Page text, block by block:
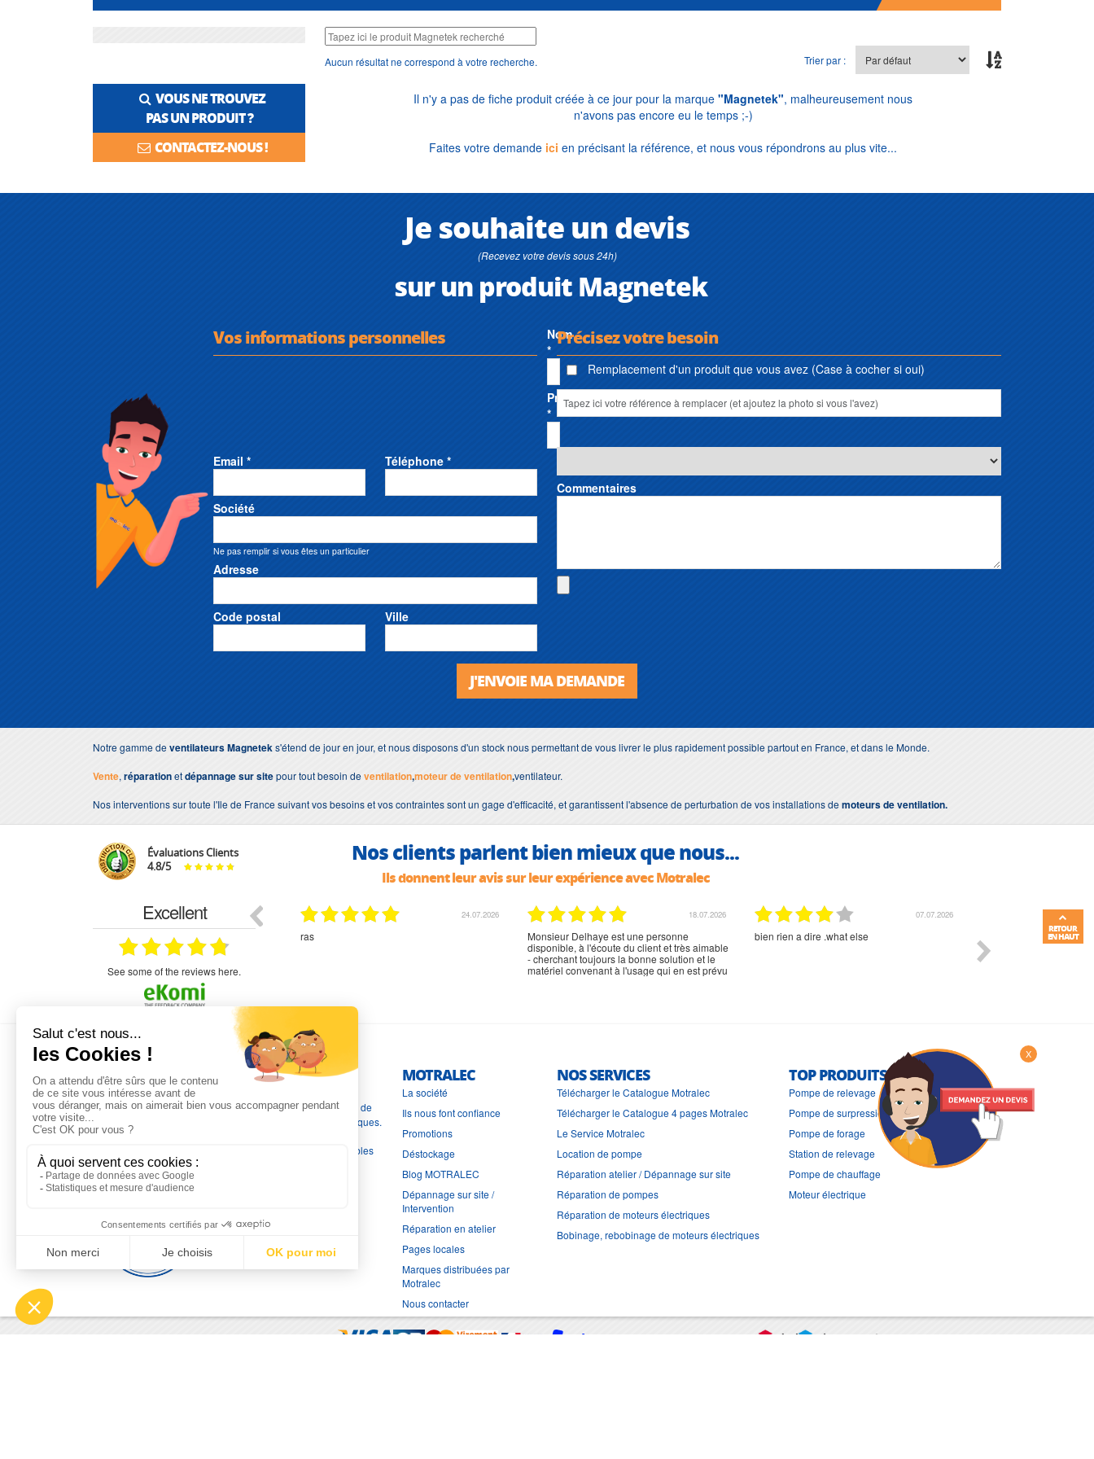
VOUS NE TROUVEZ
PAS UN PRODUIT ?
CONTACTEZ-NOUS !
Aucun résultat ne correspond à votre recherche. Trier par :
Il n'y a pas de fiche produit créée à ce jour pour la marque "Magnetek", malheureusement nous
n'avons pas encore eu le temps ;-)
Faites votre demande ici en précisant la référence, et nous vous répondrons au plus vite...
Je souhaite un devis
(Recevez votre devis sous 24h)
sur un produit Magnetek
Vos informations personnelles
Nom
*
Prénom
*
Email * Téléphone *
Société
Ne pas remplir si vous êtes un particulier
Adresse
Code postal Ville
Précisez votre besoin
Remplacement d'un produit que vous avez (Case à cocher si oui)
Commentaires
J'ENVOIE MA DEMANDE
Notre gamme deventilateursMagneteks'étend de jour en jour, et nous disposons d'un stock nous permettant de vous livrer le plus rapidement possible partout en France, et dans le Monde.
Vente, réparationetdépannage sur sitepour tout besoin deventilation,moteur de ventilation,ventilateur.
Nos interventions sur toute l'Ile de France suivant vos besoins et vos contraintes sont un gage d'efficacité, et garantissent l'absence de perturbation de vos installations demoteurs de ventilation.
Évaluations Clients
4.8/5 Nos clients parlent bien mieux que nous...
Ils donnent leur avis sur leur expérience avec Motralec
Excellent
see some of the reviews here.
07.07.2026
bien rien a dire .what else
02.07.2026
RAS
02.07.2026
rien à signaler, très content
01.07.2026
Commande et délais parfait Très bon suivi et très
L'EXPERTISE MOTRALEC
Depuis 1976, nous sommes
Franceen pompes de relevage, station de relevage, pompe de
chauffage, suppression, forage, immergée et moteurs électriques.
Nous assurons
, tout en travaillant avec les marques les plus fiables
du marché.
MOTRALEC
La société
Ils nous font confiance
Promotions
Déstockage
Blog MOTRALEC
Dépannage sur site /
Intervention
Réparation en atelier
Pages locales
Marques distribuées par
Motralec
Nous contacter
NOS SERVICES
Télécharger le Catalogue Motralec
Télécharger le Catalogue 4 pages Motralec
Le Service Motralec
Location de pompe
Réparation atelier / Dépannage sur site
Réparation de pompes
Réparation de moteurs électriques
Bobinage, rebobinage de moteurs électriques
TOP PRODUITS
Pompe de relevage
Pompe de surpression
Pompe de forage
Station de relevage
Pompe de chauffage
Moteur électrique
X
RETOUR
EN HAUT